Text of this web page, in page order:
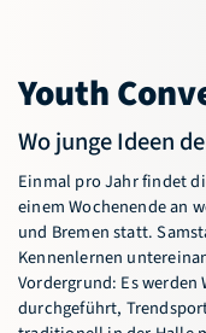
Youth
Wo junge Ideen
Einmal pro Jahr findet
einem Wochenende an
und Bremen statt.
Kennenlernen
Vordergrund: Es werden
durchgeführt,
Bildung
NBV-Jugend
Jugendvorstand
Jugendförderung
Youth Convention